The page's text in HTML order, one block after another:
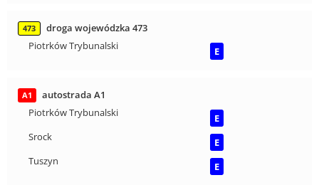
473
droga wojewódzka 473
Piotrków Trybunalski
E
A1
autostrada A1
Piotrków Trybunalski
E
Srock
E
Tuszyn
E